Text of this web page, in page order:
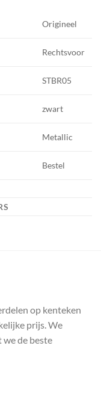
Origineel
Rechtsvoor
STBR05
zwart
Metallic
Bestel
op kenteken
prijs. We
we de beste